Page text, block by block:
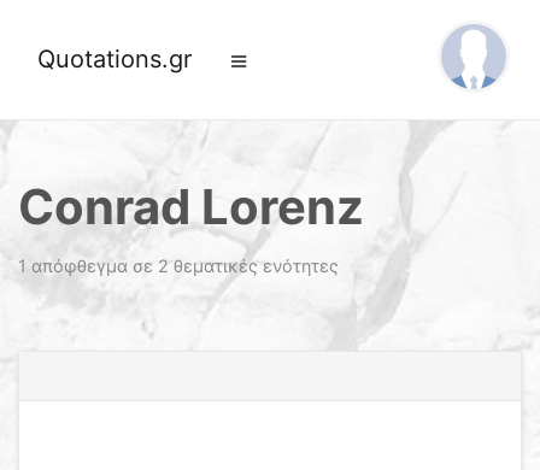
Quotations.gr
Conrad Lorenz
1 απόφθεγμα σε 2 θεματικές ενότητες